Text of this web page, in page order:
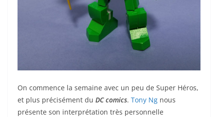
On commence la semaine avec un peu de Super Héros,
et plus précisément du DC comics. Tony Ng nous
présente son interprétation très personnelle